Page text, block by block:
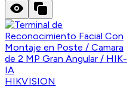
HIKVISION